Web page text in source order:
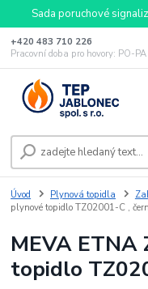
Sada poruchové
+420 483 710 226
Pracovní doba pro hovory: PO-
Úvod Plynová topidla
plynové topidlo TZ02001-C ,
MEVA
topidlo